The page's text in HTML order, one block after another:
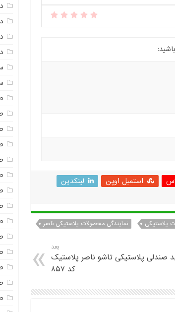
استمبل اوپن
لینکدین
پلاستیکی نمایندگی محصولات پلاستیکی ناصر
بعد
صندلی پلاستیکی تاشو ناصر پلاستیک
کد ۸۵۷